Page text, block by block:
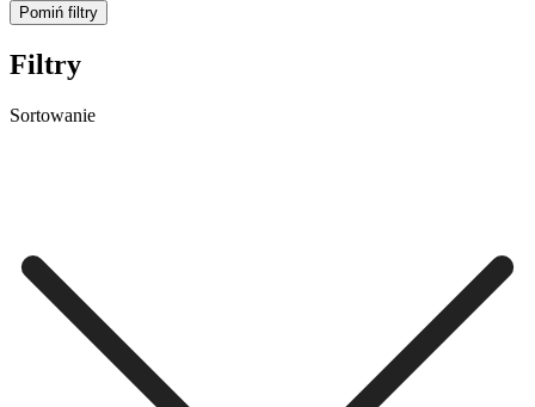
Pomiń filtry
Filtry
Sortowanie